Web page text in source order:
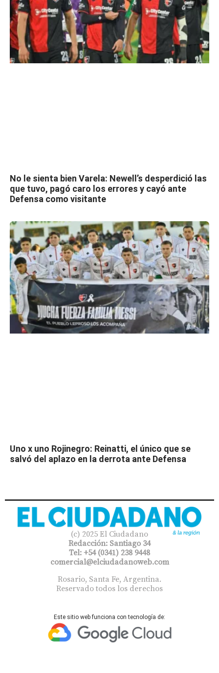
No le sienta bien Varela: Newell’s desperdició las
que tuvo, pagó caro los errores y cayó ante
Defensa como visitante
Uno x uno Rojinegro: Reinatti, el único que se
salvó del aplazo en la derrota ante Defensa
(c) 2025 El Ciudadano
Redacción: Santiago 34
Tel: +54 (0341) 238 9448
comercial@elciudadanoweb.com​
Rosario, Santa Fe, Argentina.
Reservado todos los derechos
Este sitio web funciona con tecnología de: